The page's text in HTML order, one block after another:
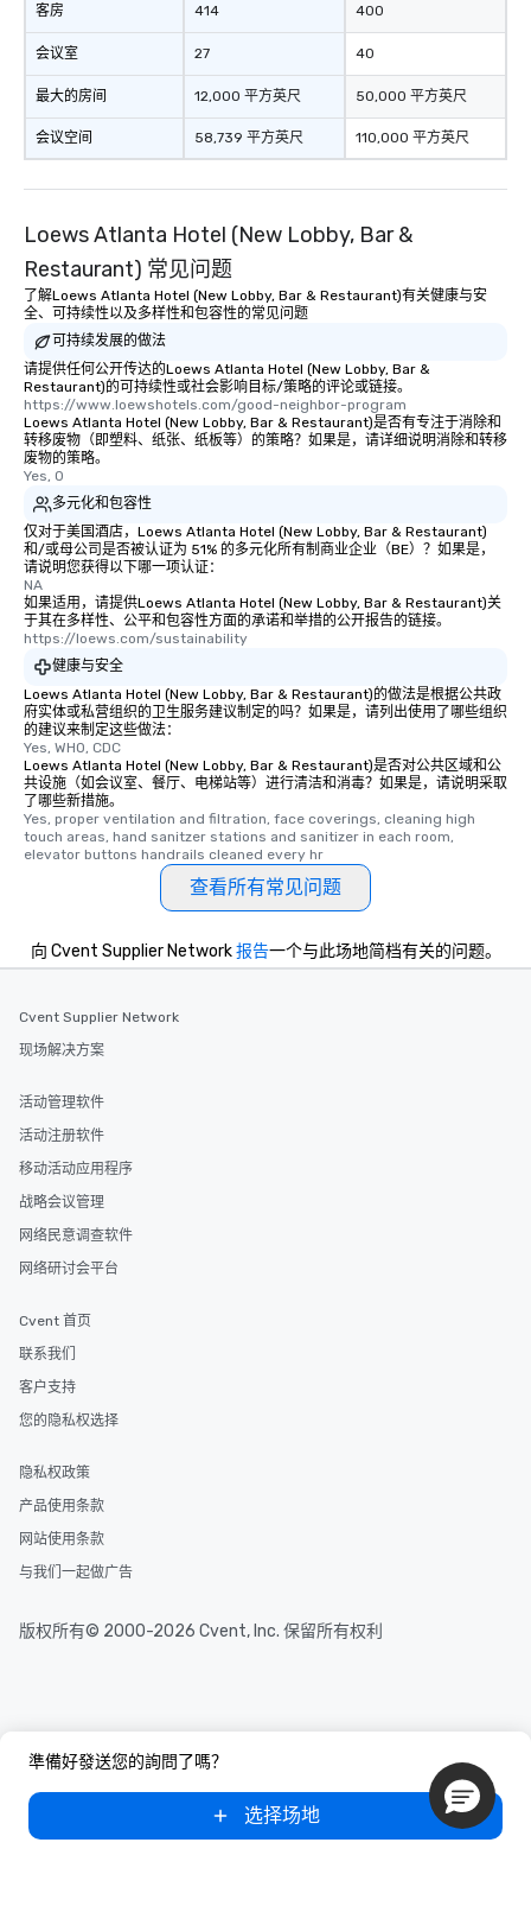
客房
会议室
最大的房间
会议空间
414
27
12,000 平方英尺
58,739 平方英尺
400
40
50,000 平方英尺
110,000 平方英尺
Loews Atlanta Hotel (New Lobby, Bar &
Restaurant) 常见问题
了解Loews Atlanta Hotel (New Lobby, Bar & Restaurant)有关健康与安
全、可持续性以及多样性和包容性的常见问题
可持续发展的做法
请提供任何公开传达的Loews Atlanta Hotel (New Lobby, Bar &
Restaurant)的可持续性或社会影响目标/策略的评论或链接。
https://www.loewshotels.com/good-neighbor-program
Loews Atlanta Hotel (New Lobby, Bar & Restaurant)是否有专注于消除和
转移废物（即塑料、纸张、纸板等）的策略？如果是，请详细说明消除和转移
废物的策略。
Yes, 0
多元化和包容性
仅对于美国酒店，Loews Atlanta Hotel (New Lobby, Bar & Restaurant)
和/或母公司是否被认证为 51% 的多元化所有制商业企业（BE）？如果是，
请说明您获得以下哪一项认证：
NA
如果适用，请提供Loews Atlanta Hotel (New Lobby, Bar & Restaurant)关
于其在多样性、公平和包容性方面的承诺和举措的公开报告的链接。
https://loews.com/sustainability
健康与安全
Loews Atlanta Hotel (New Lobby, Bar & Restaurant)的做法是根据公共政
府实体或私营组织的卫生服务建议制定的吗？如果是，请列出使用了哪些组织
的建议来制定这些做法：
Yes, WHO, CDC
Loews Atlanta Hotel (New Lobby, Bar & Restaurant)是否对公共区域和公
共设施（如会议室、餐厅、电梯站等）进行清洁和消毒？如果是，请说明采取
了哪些新措施。
Yes, proper ventilation and filtration, face coverings, cleaning high
touch areas, hand sanitzer stations and sanitizer in each room,
elevator buttons handrails cleaned every hr
查看所有常见问题
準備好發送您的詢問了嗎？
选择场地
向 Cvent Supplier Network报告一个与此场地简档有关的问题。
Cvent Supplier Network
现场解决方案
活动管理软件
活动注册软件
移动活动应用程序
战略会议管理
网络民意调查软件
网络研讨会平台
Cvent 首页
联系我们
客户支持
您的隐私权选择
隐私权政策
产品使用条款
网站使用条款
与我们一起做广告
版权所有© 2000-2026 Cvent, Inc. 保留所有权利